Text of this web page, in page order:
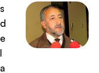
s
d
e
l
a